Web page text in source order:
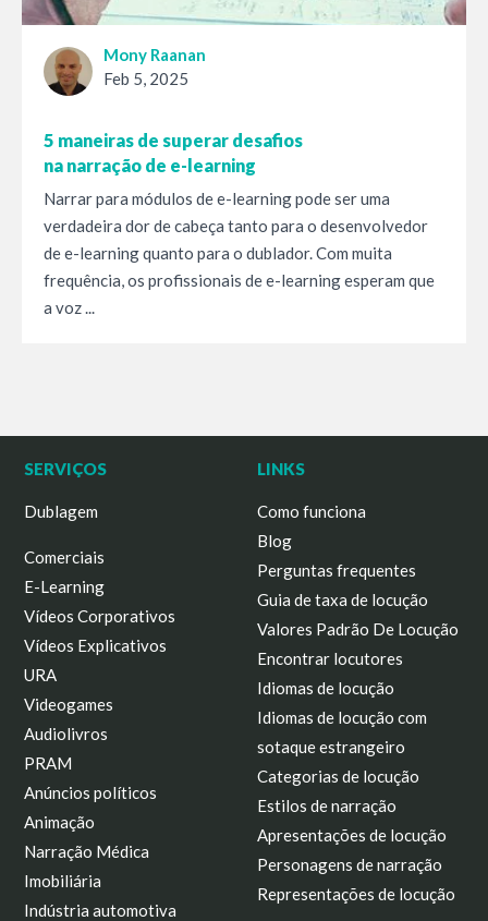
Mony Raanan
Feb 5, 2025
5 maneiras de superar desafios
na narração de e-learning
Narrar para módulos de e-learning pode ser uma
verdadeira dor de cabeça tanto para o desenvolvedor
de e-learning quanto para o dublador. Com muita
frequência, os profissionais de e-learning esperam que
a voz ...
SERVIÇOS
Dublagem
Comerciais
E-Learning
Vídeos Corporativos
Vídeos Explicativos
URA
Videogames
Audiolivros
PRAM
Anúncios políticos
Animação
Narração Médica
Imobiliária
Indústria automotiva
LINKS
Como funciona
Blog
Perguntas frequentes
Guia de taxa de locução
Valores Padrão De Locução
Encontrar locutores
Idiomas de locução
Idiomas de locução com
sotaque estrangeiro
Categorias de locução
Estilos de narração
Apresentações de locução
Personagens de narração
Representações de locução